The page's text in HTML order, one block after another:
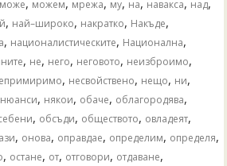
може, можем, мрежа, му, на, навакса, над,
, най–широко, накратко, Накъде,
, националистическите, Национална,
, не, него, неговото, неизброимо,
, несвойствено, нещо, ни,
нюанси, някои, обаче, облагородява,
, обсъди, обществото, овладеят,
, онова, оправдае, определим, определя,
, остане, от, отговори, отдаване,